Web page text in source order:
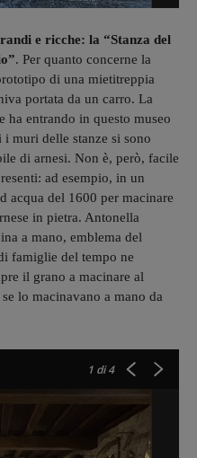
e ricche: la “Stanza del
. Per quanto concerne la
di una mietitreppia
portata da un carro. La
ha entrando in questo museo
muri delle stanze si sono
di arnesi. Non è, però, facile
ad esempio, in un
acqua del 1600 per macinare
in pietra. Antonella
a mano, emblema del
famiglie del tempo ne
il grano a macinare al
lo macinavano a mano da
1 di 4